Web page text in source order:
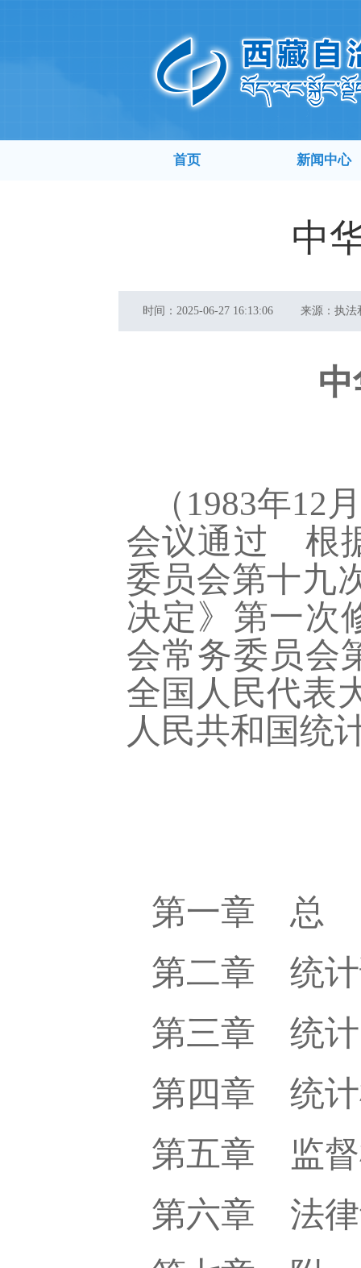
首页 新闻中心
中
时间： 2025-06-27 16:13:06 来源： 执法
（ 1983年12
会议通过 根
委员会第十九
决定》第一次
会常务委员会
全国人民代表
人民共和国统
第一章
第二章 统计
第三章 统计
第四章 统计
第五章 监
第六章 法